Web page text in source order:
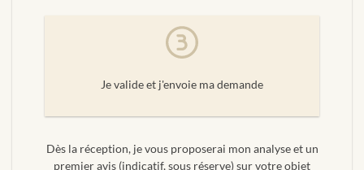
Je valide et j'envoie ma demande
Dès la réception, je vous proposerai mon analyse et un
premier avis (indicatif, sous réserve) sur votre objet